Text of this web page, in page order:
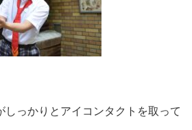
しっかりとアイコンタクトを取って